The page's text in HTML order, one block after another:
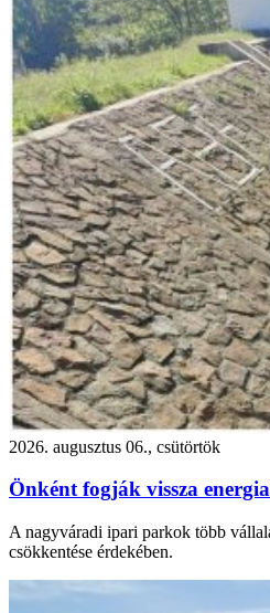
2026. augusztus 06., csütörtök
Önként fogják vissza
A nagyváradi ipari parkok több
csökkentése érdekében.